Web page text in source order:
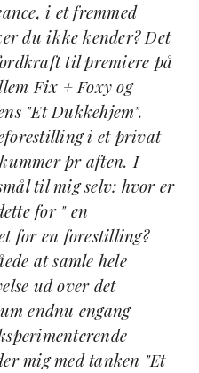
i et fremmed
du ikke kender? Det
til premiere på
Fix + Foxy og
"Et Dukkehjem".
i et privat
pr aften. I
til mig selv: hvor er
for " en
for en forestilling?
at samle hele
ud over det
endnu engang
mig med tanken "Et